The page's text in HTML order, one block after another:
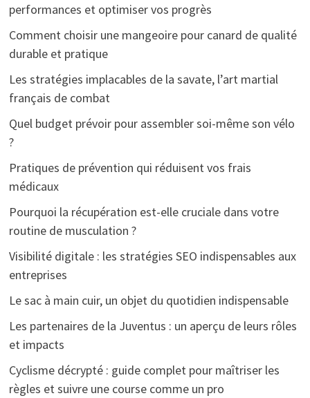
performances et optimiser vos progrès
Comment choisir une mangeoire pour canard de qualité
durable et pratique
Les stratégies implacables de la savate, l’art martial
français de combat
Quel budget prévoir pour assembler soi-même son vélo
?
Pratiques de prévention qui réduisent vos frais
médicaux
Pourquoi la récupération est-elle cruciale dans votre
routine de musculation ?
Visibilité digitale : les stratégies SEO indispensables aux
entreprises
Le sac à main cuir, un objet du quotidien indispensable
Les partenaires de la Juventus : un aperçu de leurs rôles
et impacts
Cyclisme décrypté : guide complet pour maîtriser les
règles et suivre une course comme un pro